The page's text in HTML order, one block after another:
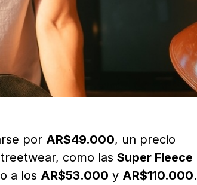
por AR$49.000, un precio
como las Super Fleece
a los AR$53.000 y AR$110.000.